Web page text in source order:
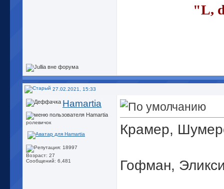
"L,
27.02.2021, 15:33
Hamartia
ролевичок
Возраст: 27
Сообщений: 6,481
Крамер,
Гофман,